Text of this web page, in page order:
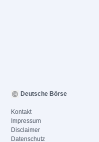
Deutsche Börse
Kontakt
Impressum
Disclaimer
Datenschutz